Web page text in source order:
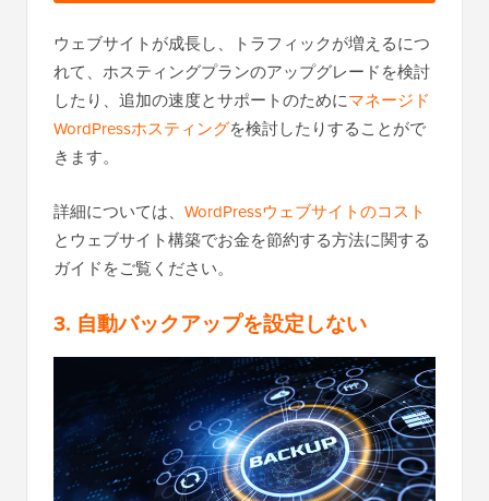
ウェブサイトが成長し、トラフィックが増えるにつ
れて、ホスティングプランのアップグレードを検討
したり、追加の速度とサポートのためにマネージド
WordPressホスティングを検討したりすることがで
きます。
詳細については、 WordPressウェブサイトのコスト
とウェブサイト構築でお金を節約する方法に関する
ガイドをご覧ください。
3. 自動バックアップを設定しない